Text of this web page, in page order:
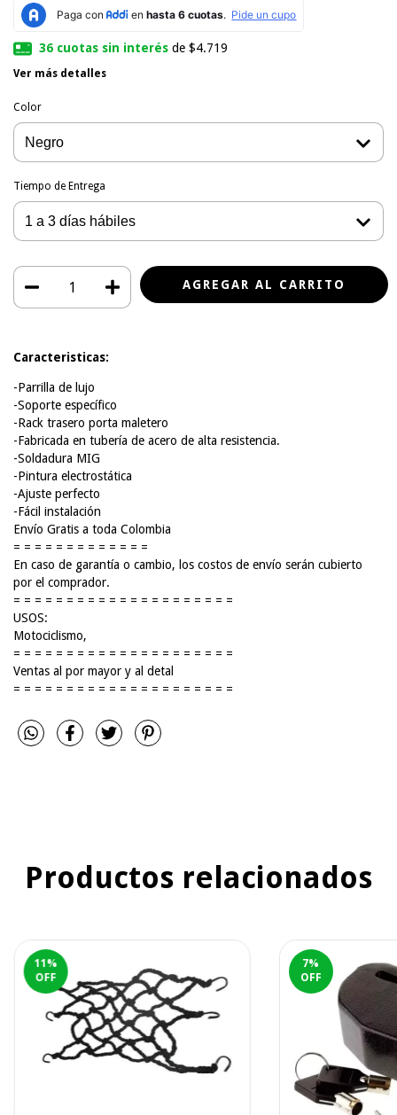
36cuotas sin interésde $4.719
Ver más detalles
Color
Tiempo de Entrega
Caracteristicas:
-Parrilla de lujo
-Soporte específico
-Rack trasero porta maletero
-Fabricada en tubería de acero de alta resistencia.
-Soldadura MIG
-Pintura electrostática
-Ajuste perfecto
-Fácil instalación
Envío Gratis a toda Colombia
= = = = = = = = = = = = =
En caso de garantía o cambio, los costos de envío serán cubierto
por el comprador.
= = = = = = = = = = = = = = = = = = = = =
USOS:
Motociclismo,
= = = = = = = = = = = = = = = = = = = = =
Ventas al por mayor y al detal
= = = = = = = = = = = = = = = = = = = = =
Productos relacionados
11 %
OFF
7%
OFF